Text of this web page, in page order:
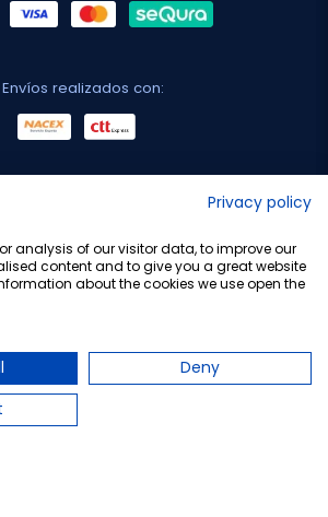
Envíos realizados con:
Privacy policy
analysis of our visitor data, to improve our
content and to give you a great website
about the cookies we use open the
Deny